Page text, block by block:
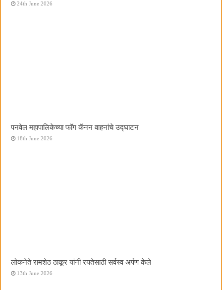
24th June 2026
पनवेल महापालिकेच्या फॉग कॅनन वाहनांचे उद्घाटन
18th June 2026
लोकनेते रामशेठ ठाकूर यांनी रयतेसाठी सर्वस्व अर्पण केले
13th June 2026